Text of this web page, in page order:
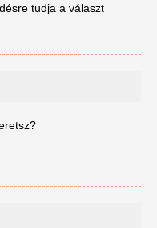
tudja a választ